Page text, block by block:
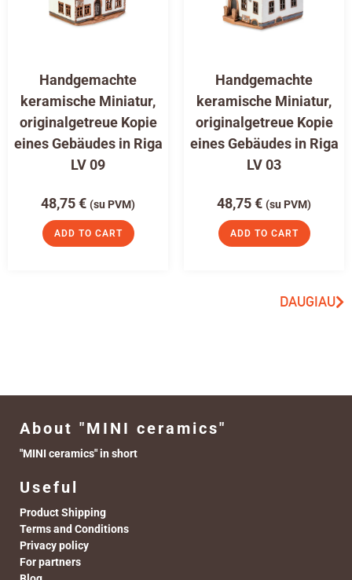
Handgemachte
keramische Miniatur,
originalgetreue Kopie
eines Gebäudes in Riga
LV 09
48,75€ (su PVM)
ADD TO CART
Handgemachte
keramische Miniatur,
originalgetreue Kopie
eines Gebäudes in Riga
LV 03
48,75€ (su PVM)
ADD TO CART
DAUGIAU
About "MINI ceramics"
"MINI ceramics" in short
Useful
Product Shipping
Terms and Conditions
Privacy policy
For partners